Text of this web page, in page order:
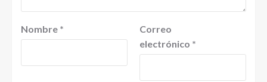
Nombre *
Correo
electrónico *